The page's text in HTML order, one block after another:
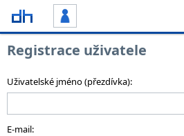
Registrace uživatele
Uživatelské jméno (přezdívka):
E-mail: